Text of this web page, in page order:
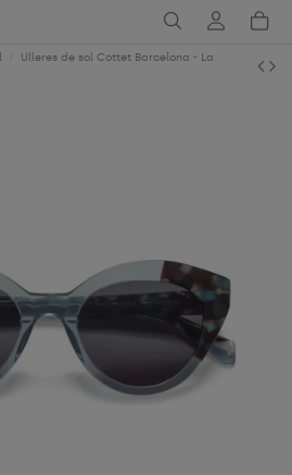
Ulleres de sol Cottet Barcelona - La